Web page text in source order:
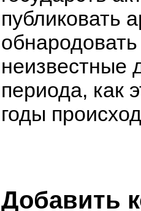
публиковать
неизвестные
периода, как
годы
Добавить